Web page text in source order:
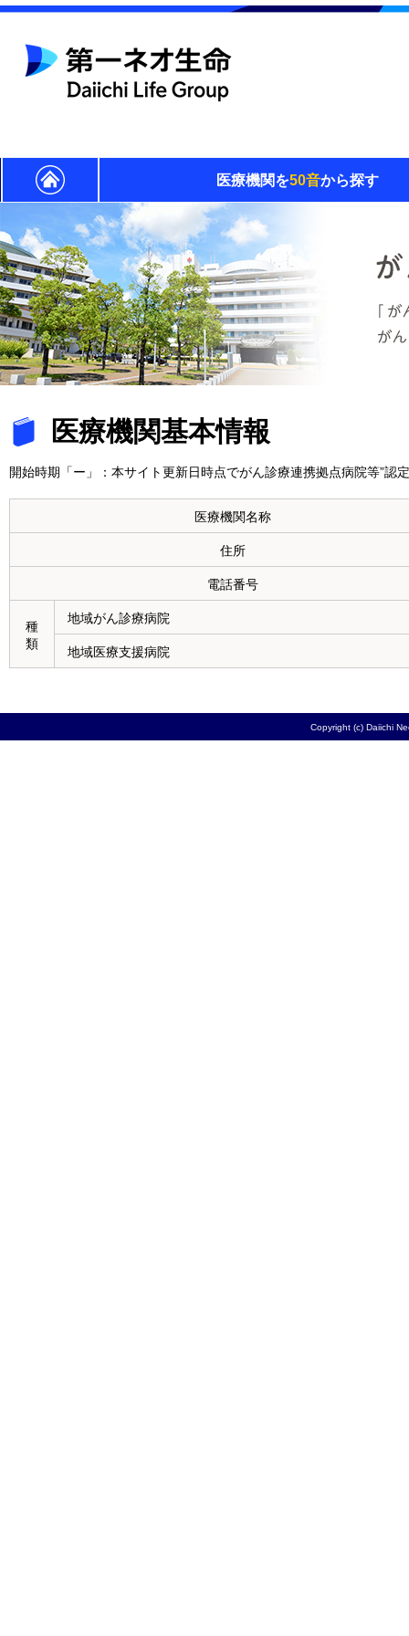
医療機関を50音から探す
医療機関基本情報
開始時期「ー」：本サイト更新日時点でがん診療連携拠点病院等”認
医療機関名称
住所
電話番号
種
類
地域がん診療病院
地域医療支援病院
Copyright (c) Daiichi